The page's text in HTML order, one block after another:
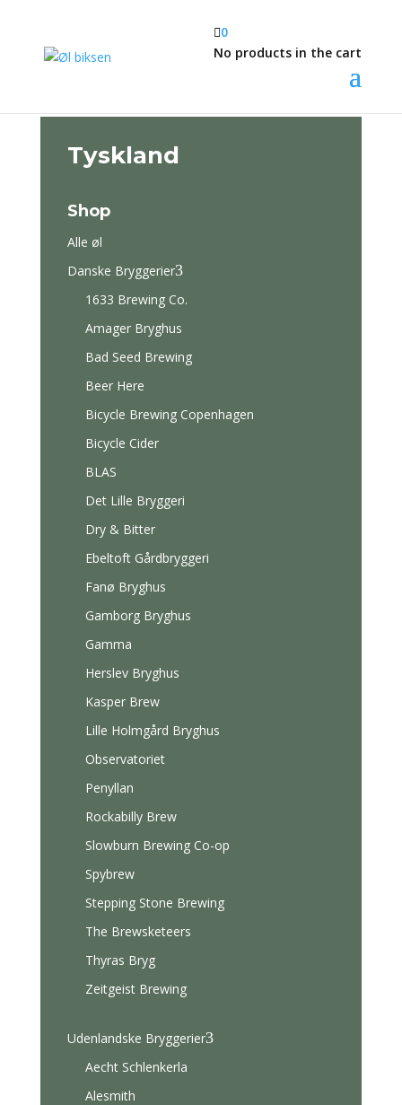
0
No products in the cart
Tyskland
Shop
Alle øl
Danske Bryggerier3
1633 Brewing Co.
Amager Bryghus
Bad Seed Brewing
Beer Here
Bicycle Brewing Copenhagen
Bicycle Cider
BLAS
Det Lille Bryggeri
Dry & Bitter
Ebeltoft Gårdbryggeri
Fanø Bryghus
Gamborg Bryghus
Gamma
Herslev Bryghus
Kasper Brew
Lille Holmgård Bryghus
Observatoriet
Penyllan
Rockabilly Brew
Slowburn Brewing Co-op
Spybrew
Stepping Stone Brewing
The Brewsketeers
Thyras Bryg
Zeitgeist Brewing
Udenlandske Bryggerier3
Aecht Schlenkerla
Alesmith